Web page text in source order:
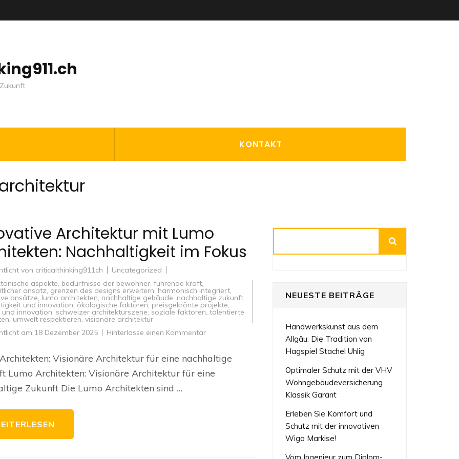
KONTAKT
Architektur mit Lumo
Nachhaltigkeit im Fokus
von criticalthinking911ch
Uncategorized
aspekte, bedürfnisse der bewohner, führende kraft,
ansatz, grenzen des designs erweitern, harmonisch integriert,
ansätze, lumo architekten, nachhaltige gebäude, nachhaltige zukunft,
und innovation, ökologische faktoren, preisgekrönte projekte,
innovation, schweizer architekturszene, soziale faktoren, talentierte
, umwelt respektieren, visionäre architektur
am 18 Dezember 2025 Hinterlasse einen Kommentarzu
mit
Lumo
Nachhaltigkeit
Visionäre Architektur für eine nachhaltige
Lumo Architekten: Visionäre Architektur für eine
Zukunft Die Lumo Architekten sind …
NEUESTE BEITRÄGE
Handwerkskunst aus dem
Allgäu: Die Tradition von
Hagspiel Stachel Uhlig
Optimaler Schutz mit der VHV
Wohngebäudeversicherung
Klassik Garant
Erleben Sie Komfort und
Schutz mit der innovativen
Wigo Markise!